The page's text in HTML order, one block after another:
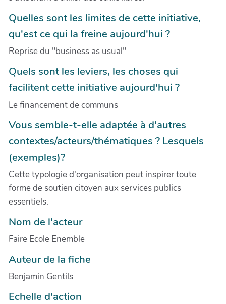
Quelles sont les limites de cette initiative,
qu'est ce qui la freine aujourd'hui ?
Reprise du "business as usual"
Quels sont les leviers, les choses qui
facilitent cette initiative aujourd'hui ?
Le financement de communs
Vous semble-t-elle adaptée à d'autres
contextes/acteurs/thématiques ? Lesquels
(exemples)?
Cette typologie d'organisation peut inspirer toute
forme de soutien citoyen aux services publics
essentiels.
Nom de l'acteur
Faire Ecole Enemble
Auteur de la fiche
Benjamin Gentils
Echelle d'action